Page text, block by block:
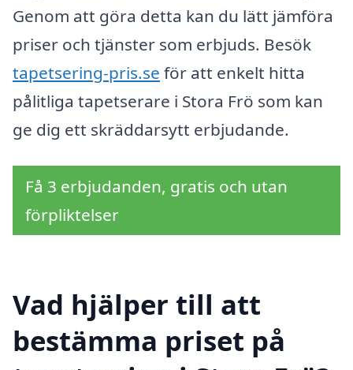
Genom att göra detta kan du lätt jämföra
priser och tjänster som erbjuds. Besök
tapetsering-pris.se för att enkelt hitta
pålitliga tapetserare i Stora Frö som kan
ge dig ett skräddarsytt erbjudande.
Få 3 erbjudanden, gratis och utan
förpliktelser
Vad hjälper till att
bestämma priset på